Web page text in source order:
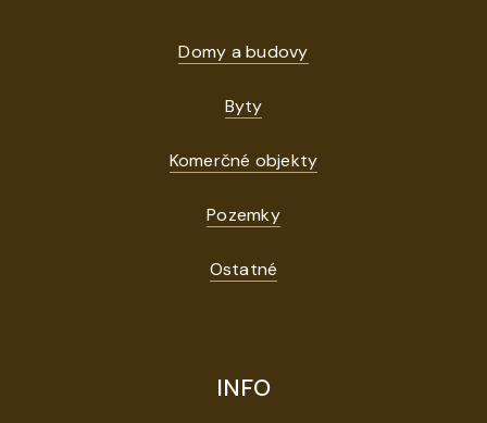
Domy a budovy
Byty
Komerčné objekty
Pozemky
Ostatné
INFO